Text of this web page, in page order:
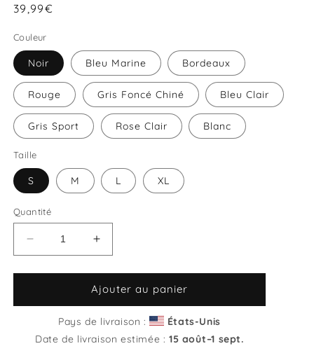
Prix
39,99€
Couleur
Noir Bleu Marine Bordeaux
Rouge Gris Foncé Chiné Bleu Clair
Gris Sport Rose Clair Blanc
Taille
S M L XL
Quantité
Réduire
la
quantité
Sweat
unisexe
col
Augmenter
la
quantité
de
Sweat
unisexe
col
Ajouter au panier
Pays de livraison :
États-Unis
Date de livraison estimée :15 août⁠–1 sept.